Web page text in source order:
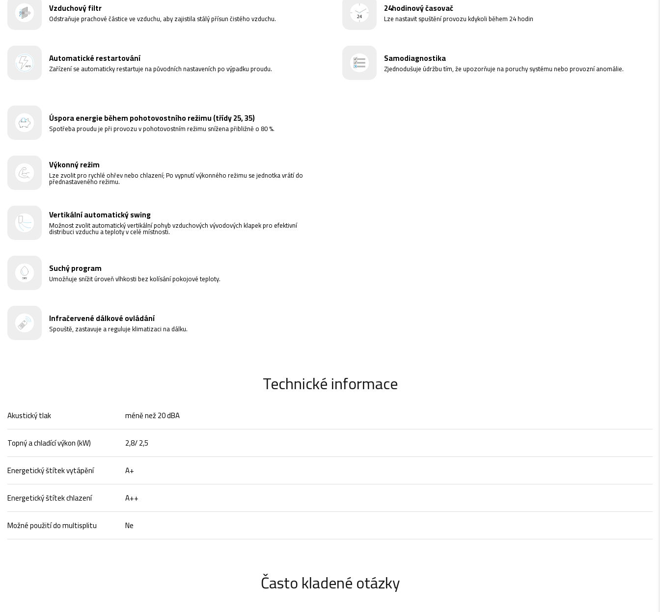
Vzduchový filtr
Odstraňuje prachové částice ve vzduchu, aby zajistila stálý přísun čistého vzduchu.
Automatické restartování
Zařízení se automaticky restartuje na původních nastaveních po výpadku proudu.
24hodinový časovač
Lze nastavit spuštění provozu kdykoli během 24 hodin
Samodiagnostika
Zjednodušuje údržbu tím, že upozorňuje na poruchy systému nebo provozní anomálie.
Úspora energie během pohotovostního režimu (třídy 25, 35)
Spotřeba proudu je při provozu v pohotovostním režimu snížena přibližně o 80 %.
Výkonný režim
Lze zvolit pro rychlé ohřev nebo chlazení; Po vypnutí výkonného režimu se jednotka vrátí do
přednastaveného režimu.
Vertikální automatický swing
Možnost zvolit automatický vertikální pohyb vzduchových vývodových klapek pro efektivní
distribuci vzduchu a teploty v celé místnosti.
Suchý program
Umožňuje snížit úroveň vlhkosti bez kolísání pokojové teploty.
Infračervené dálkové ovládání
Spouště, zastavuje a reguluje klimatizaci na dálku.
Technické informace
Akustický tlak
méně než 20 dBA
Topný a chladící výkon (kW)
2,8/ 2,5
Energetický štítek vytápění
A+
Energetický štítek chlazení
A++
Možné použití do multisplitu
Ne
Často kladené otázky